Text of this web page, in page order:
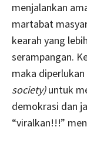
menjalankan
martabat
kearah yang
serampangan.
maka
society)untuk
demokrasi dan
“viralkan!!!”